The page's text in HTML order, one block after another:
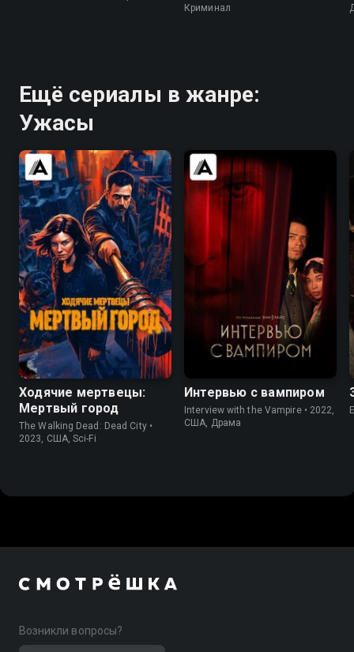
Криминал
Ещё сериалы в жанре:
Ужасы
7.5 7.0
Ходячие мертвецы:
Мертвый город
The Walking Dead: Dead City •
2023, США, Sci-Fi
7.6 7.6
Интервью с вампиром
Interview with the Vampire • 2022,
США, Драма
Возникли вопросы?